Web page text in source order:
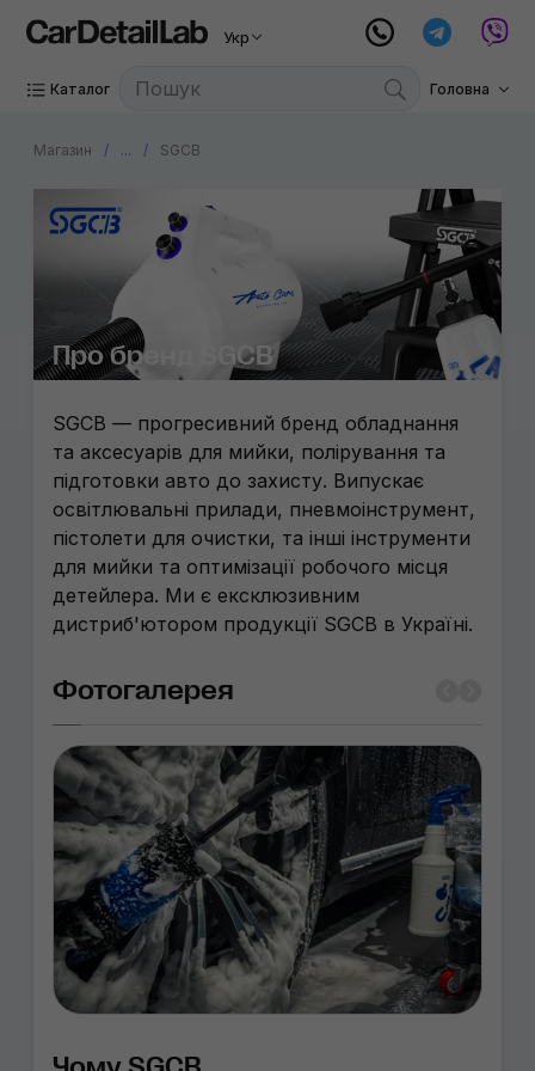
Укр
Каталог Головна
Магазин ... SGCB
Про бренд SGCB
SGCB — прогресивний бренд обладнання
та аксесуарів для мийки, полірування та
підготовки авто до захисту. Випускає
освітлювальні прилади, пневмоінструмент,
пістолети для очистки, та інші інструменти
для мийки та оптимізації робочого місця
детейлера. Ми є ексклюзивним
дистриб'ютором продукції SGCB в Україні.
Фотогалерея